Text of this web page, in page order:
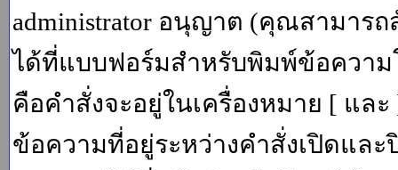
administrator อนุญาต (คุณสามาร
ได้ที่แบบฟอร์มสำหรับพิมพ์ข้อความ
คือคำสั่งจะอยู่ในเครื่องหมาย [ แล
ข้อความที่อยู่ระหว่างคำสั่งเปิดแล